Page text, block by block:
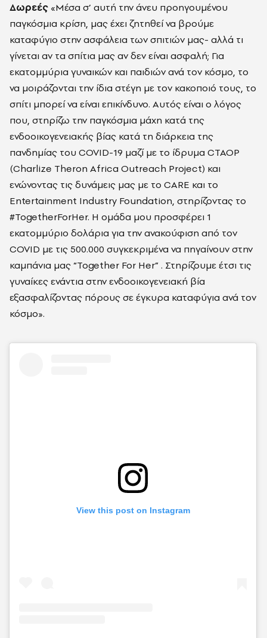
Δωρεές «Μέσα σ’ αυτή την άνευ προηγουμένου
παγκόσμια κρίση, μας έχει ζητηθεί να βρούμε
καταφύγιο στην ασφάλεια των σπιτιών μας- αλλά τι
γίνεται αν τα σπίτια μας αν δεν είναι ασφαλή; Για
εκατομμύρια γυναικών και παιδιών ανά τον κόσμο, το
να μοιράζονται την ίδια στέγη με τον κακοποιό τους, το
σπίτι μπορεί να είναι επικίνδυνο. Αυτός είναι ο λόγος
που, στηρίζω την παγκόσμια μάχη κατά της
ενδοοικογενειακής βίας κατά τη διάρκεια της
πανδημίας του COVID-19 μαζί με το ίδρυμα CTAOP
(Charlize Theron Africa Outreach Project) και
ενώνοντας τις δυνάμεις μας με το CARE και το
Entertainment Industry Foundation, στηρίζοντας το
#TogetherForHer. Η ομάδα μου προσφέρει 1
εκατομμύριο δολάρια για την ανακούφιση από τον
COVID με τις 500.000 συγκεκριμένα να πηγαίνουν στην
καμπάνια μας “Together For Her” . Στηρίζουμε έτσι τις
γυναίκες ενάντια στην ενδοοικογενειακή βία
εξασφαλίζοντας πόρους σε έγκυρα καταφύγια ανά τον
κόσμο».
View this post on Instagram